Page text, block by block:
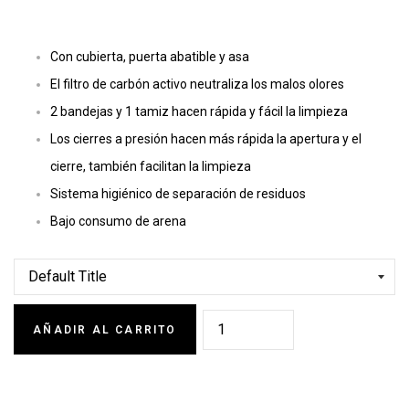
Con cubierta, puerta abatible y asa
El filtro de carbón activo neutraliza los malos olores
2 bandejas y 1 tamiz hacen rápida y fácil la limpieza
Los cierres a presión hacen más rápida la apertura y el
cierre, también facilitan la limpieza
Sistema higiénico de separación de residuos
Bajo consumo de arena
AÑADIR AL CARRITO